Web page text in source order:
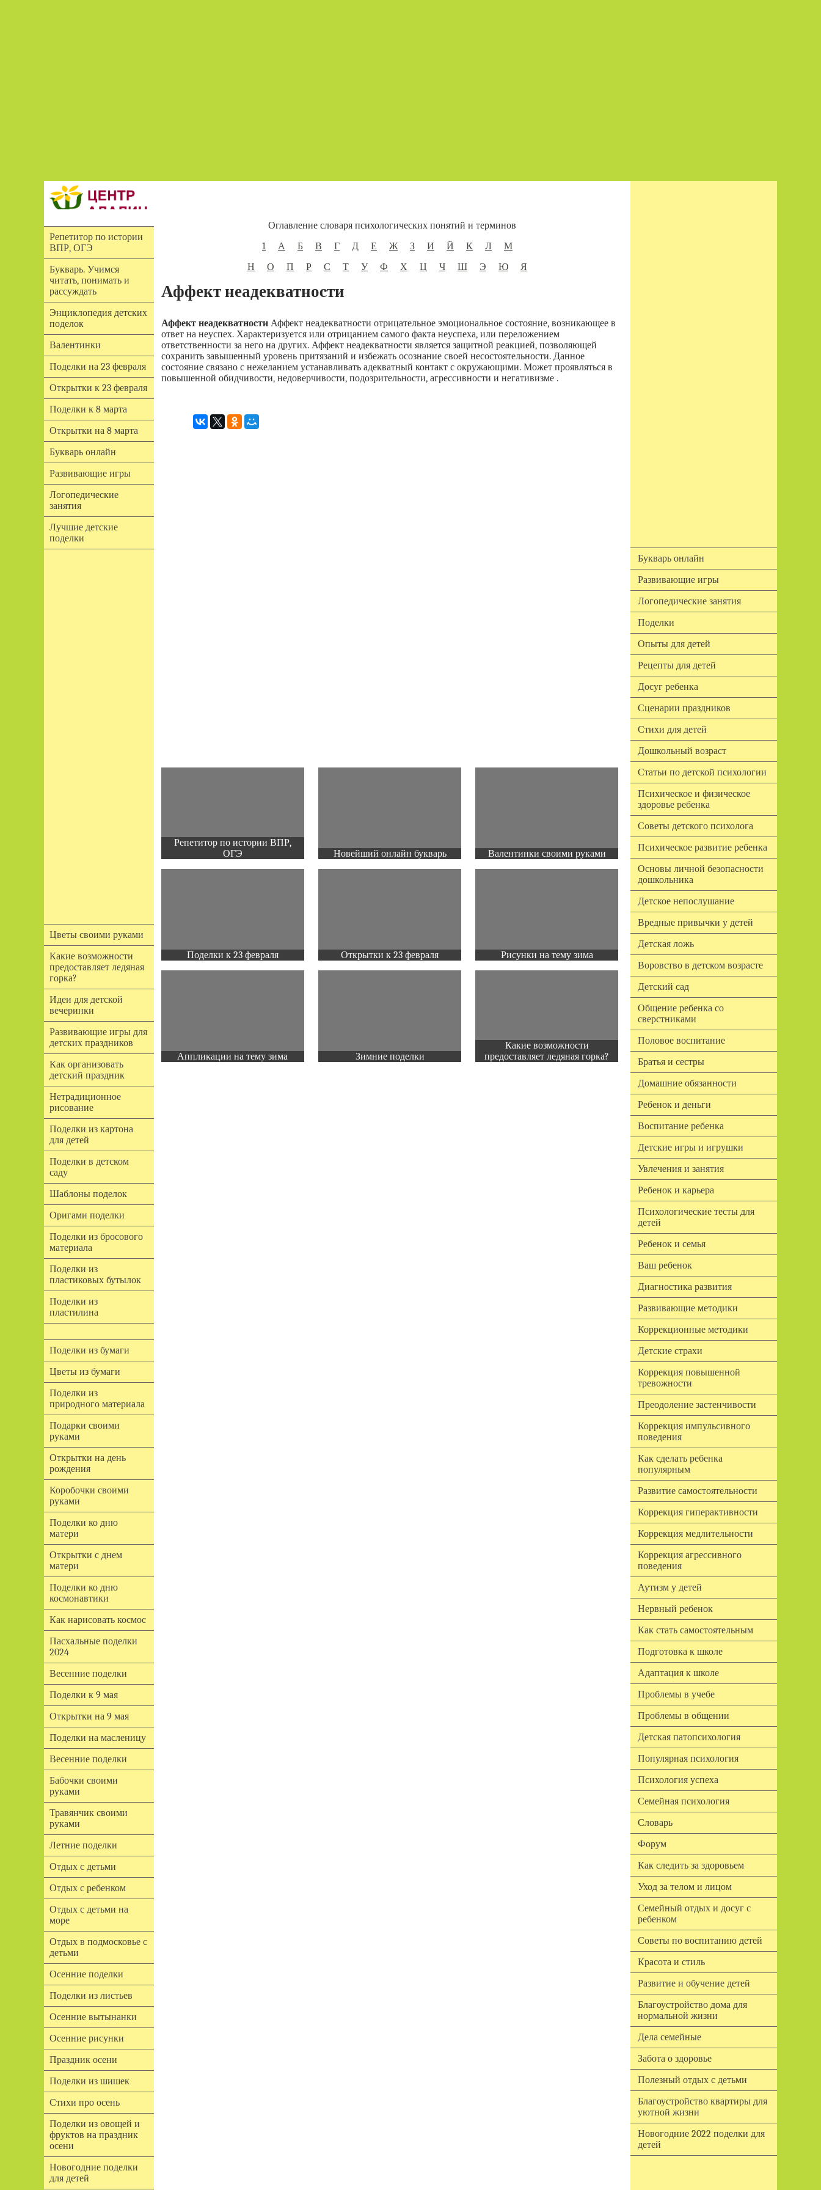
Репетитор по истории
ВПР, ОГЭ
Букварь. Учимся
читать, понимать и
рассуждать
Энциклопедия детских
поделок
Валентинки
Поделки на 23 февраля
Открытки к 23 февраля
Поделки к 8 марта
Открытки на 8 марта
Букварь онлайн
Развивающие игры
Логопедические
занятия
Лучшие детские
поделки
Цветы своими руками
Какие возможности
предоставляет ледяная
горка?
Идеи для детской
вечеринки
Развивающие игры для
детских праздников
Как организовать
детский праздник
Нетрадиционное
рисование
Поделки из картона
для детей
Поделки в детском
саду
Шаблоны поделок
Оригами поделки
Поделки из бросового
материала
Поделки из
пластиковых бутылок
Поделки из
пластилина
Поделки из бумаги
Цветы из бумаги
Поделки из
природного материала
Подарки своими
руками
Открытки на день
рождения
Коробочки своими
руками
Поделки ко дню
матери
Открытки с днем
матери
Поделки ко дню
космонавтики
Как нарисовать космос
Пасхальные поделки
2024
Весенние поделки
Поделки к 9 мая
Открытки на 9 мая
Поделки на масленицу
Весенние поделки
Бабочки своими
руками
Травянчик своими
руками
Летние поделки
Отдых с детьми
Отдых с ребенком
Отдых с детьми на
море
Отдых в подмосковье с
детьми
Осенние поделки
Поделки из листьев
Осенние вытынанки
Осенние рисунки
Праздник осени
Поделки из шишек
Стихи про осень
Поделки из овощей и
фруктов на праздник
осени
Новогодние поделки
для детей
Оглавление словаря психологических понятий и терминов
1
А Б В Г Д Е Ж З И Й К Л
М
Н
О П Р С Т У Ф Х Ц Ч Ш Э Ю Я
Аффект неадекватноcти
Аффект неадекватноcтиАффект неадекватноcти отрицательное эмоциональное состояние, возникающее в
ответ на неуспех. Характеризуется или отрицанием самого факта неуспеха, или переложением
ответственности за него на других. Аффект неадекватноcти является защитной реакцией, позволяющей
сохранить завышенный уровень притязаний и избежать осознание своей несостоятельности. Данное
состояние связано с нежеланием устанавливать адекватный контакт с окружающими. Может проявляться в
повышенной обидчивости, недоверчивости, подозрительности, агрессивности и негативизме .
Репетитор по истории ВПР,
ОГЭ
Новейший онлайн букварь Валентинки своими руками
Поделки к 23 февраля Открытки к 23 февраля Рисунки на тему зима
Аппликации на тему зима Зимние поделки
Какие возможности
предоставляет ледяная горка?
Букварь онлайн
Развивающие игры
Логопедические занятия
Поделки
Опыты для детей
Рецепты для детей
Досуг ребенка
Сценарии праздников
Стихи для детей
Дошкольный возраст
Статьи по детской психологии
Психическое и физическое
здоровье ребенка
Советы детского психолога
Психическое развитие ребенка
Основы личной безопасности
дошкольника
Детское непослушание
Вредные привычки у детей
Детская ложь
Воровство в детском возрасте
Детский сад
Общение ребенка со
сверстниками
Половое воспитание
Братья и сестры
Домашние обязанности
Ребенок и деньги
Воспитание ребенка
Детские игры и игрушки
Увлечения и занятия
Ребенок и карьера
Психологические тесты для
детей
Ребенок и семья
Ваш ребенок
Диагностика развития
Развивающие методики
Коррекционные методики
Детские страхи
Коррекция повышенной
тревожности
Преодоление застенчивости
Коррекция импульсивного
поведения
Как сделать ребенка
популярным
Развитие самостоятельности
Коррекция гиперактивности
Коррекция медлительности
Коррекция агрессивного
поведения
Аутизм у детей
Нервный ребенок
Как стать самостоятельным
Подготовка к школе
Адаптация к школе
Проблемы в учебе
Проблемы в общении
Детская патопсихология
Популярная психология
Психология успеха
Семейная психология
Словарь
Форум
Как следить за здоровьем
Уход за телом и лицом
Семейный отдых и досуг с
ребенком
Советы по воспитанию детей
Красота и стиль
Развитие и обучение детей
Благоустройство дома для
нормальной жизни
Дела семейные
Забота о здоровье
Полезный отдых с детьми
Благоустройство квартиры для
уютной жизни
Новогодние 2022 поделки для
детей